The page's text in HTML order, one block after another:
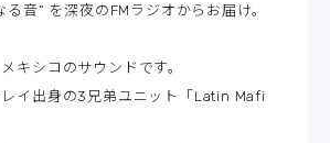
音” を深夜のFMラジオからお届け。
キシコのサウンドです。
レイ出身の3兄弟ユニット「Latin Mafi